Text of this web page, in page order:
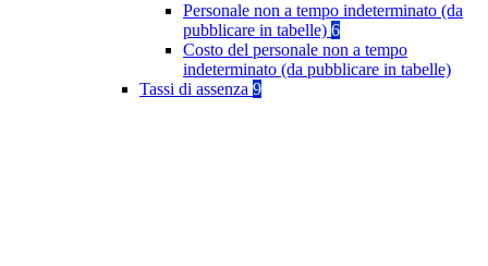
Personale non a tempo indeterminato (da
pubblicare in tabelle) 6
Costo del personale non a tempo
indeterminato (da pubblicare in tabelle)
Tassi di assenza 9